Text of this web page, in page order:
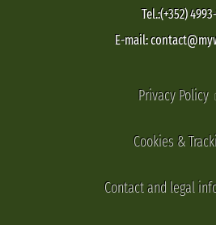
Tel.:(+352)
E-mail:
Privacy Policy
Cookies &
Contact and legal